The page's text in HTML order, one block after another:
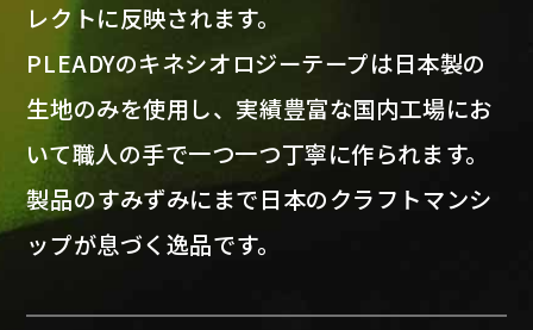
レクトに反映されます。
PLEADYのキネシオロジーテープは日本製の
生地のみを使用し、実績豊富な国内工場にお
いて職人の手で一つ一つ丁寧に作られます。
製品のすみずみにまで日本のクラフトマンシ
ップが息づく逸品です。